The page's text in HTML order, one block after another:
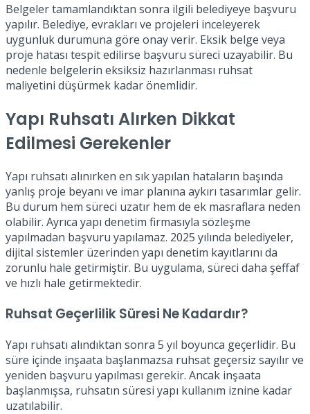
Belgeler tamamlandıktan sonra ilgili belediyeye başvuru
yapılır. Belediye, evrakları ve projeleri inceleyerek
uygunluk durumuna göre onay verir. Eksik belge veya
proje hatası tespit edilirse başvuru süreci uzayabilir. Bu
nedenle belgelerin eksiksiz hazırlanması ruhsat
maliyetini düşürmek kadar önemlidir.
Yapı Ruhsatı Alırken Dikkat
Edilmesi Gerekenler
Yapı ruhsatı alınırken en sık yapılan hataların başında
yanlış proje beyanı ve imar planına aykırı tasarımlar gelir.
Bu durum hem süreci uzatır hem de ek masraflara neden
olabilir. Ayrıca yapı denetim firmasıyla sözleşme
yapılmadan başvuru yapılamaz. 2025 yılında belediyeler,
dijital sistemler üzerinden yapı denetim kayıtlarını da
zorunlu hale getirmiştir. Bu uygulama, süreci daha şeffaf
ve hızlı hale getirmektedir.
Ruhsat Geçerlilik Süresi Ne Kadardır?
Yapı ruhsatı alındıktan sonra 5 yıl boyunca geçerlidir. Bu
süre içinde inşaata başlanmazsa ruhsat geçersiz sayılır ve
yeniden başvuru yapılması gerekir. Ancak inşaata
başlanmışsa, ruhsatın süresi yapı kullanım iznine kadar
uzatılabilir.